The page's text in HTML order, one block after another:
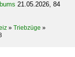
21.05.2026, 84
» Triebzüge »